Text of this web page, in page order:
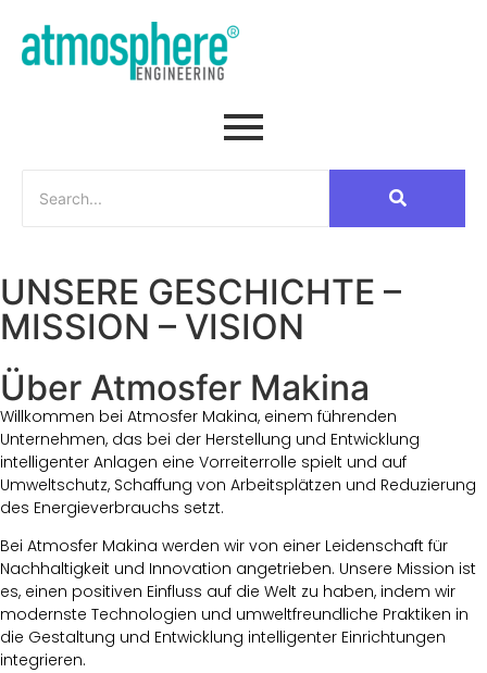
UNSERE GESCHICHTE –
MISSION – VISION
Über Atmosfer Makina
Willkommen bei Atmosfer Makina, einem führenden
Unternehmen, das bei der Herstellung und Entwicklung
intelligenter Anlagen eine Vorreiterrolle spielt und auf
Umweltschutz, Schaffung von Arbeitsplätzen und Reduzierung
des Energieverbrauchs setzt.
Bei Atmosfer Makina werden wir von einer Leidenschaft für
Nachhaltigkeit und Innovation angetrieben. Unsere Mission ist
es, einen positiven Einfluss auf die Welt zu haben, indem wir
modernste Technologien und umweltfreundliche Praktiken in
die Gestaltung und Entwicklung intelligenter Einrichtungen
integrieren.